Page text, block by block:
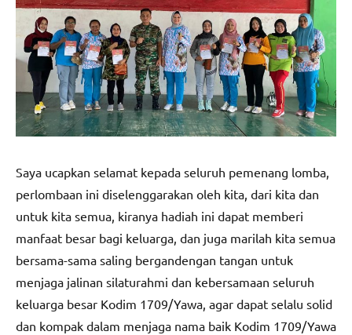
Saya ucapkan selamat kepada seluruh pemenang lomba,
perlombaan ini diselenggarakan oleh kita, dari kita dan
untuk kita semua, kiranya hadiah ini dapat memberi
manfaat besar bagi keluarga, dan juga marilah kita semua
bersama-sama saling bergandengan tangan untuk
menjaga jalinan silaturahmi dan kebersamaan seluruh
keluarga besar Kodim 1709/Yawa, agar dapat selalu solid
dan kompak dalam menjaga nama baik Kodim 1709/Yawa